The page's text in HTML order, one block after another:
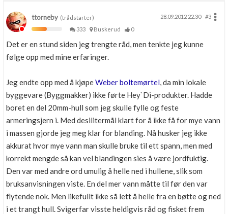
ttorneby (trådstarter) 28.09.2012 22.30
#3
333
Buskerud 0
Det er en stund siden jeg trengte råd, men tenkte jeg kunne
følge opp med mine erfaringer.
Jeg endte opp med å kjøpeWeber boltemørtel, da min lokale
byggevare (Byggmakker) ikke førte Hey`Di-produkter. Hadde
boret en del 20mm-hull som jeg skulle fylle og feste
armeringsjern i. Med desilitermål klart for å ikke få for mye vann
i massen gjorde jeg meg klar for blanding. Nå husker jeg ikke
akkurat hvor mye vann man skulle bruke til ett spann, men med
korrekt mengde så kan vel blandingen sies å være jordfuktig.
Den var med andre ord umulig å helle ned i hullene, slik som
bruksanvisningen viste. En del mer vann måtte til før den var
flytende nok. Men likefullt ikke så lett å helle fra en bøtte og ned
i et trangt hull. Svigerfar visste heldigvis råd og fisket frem